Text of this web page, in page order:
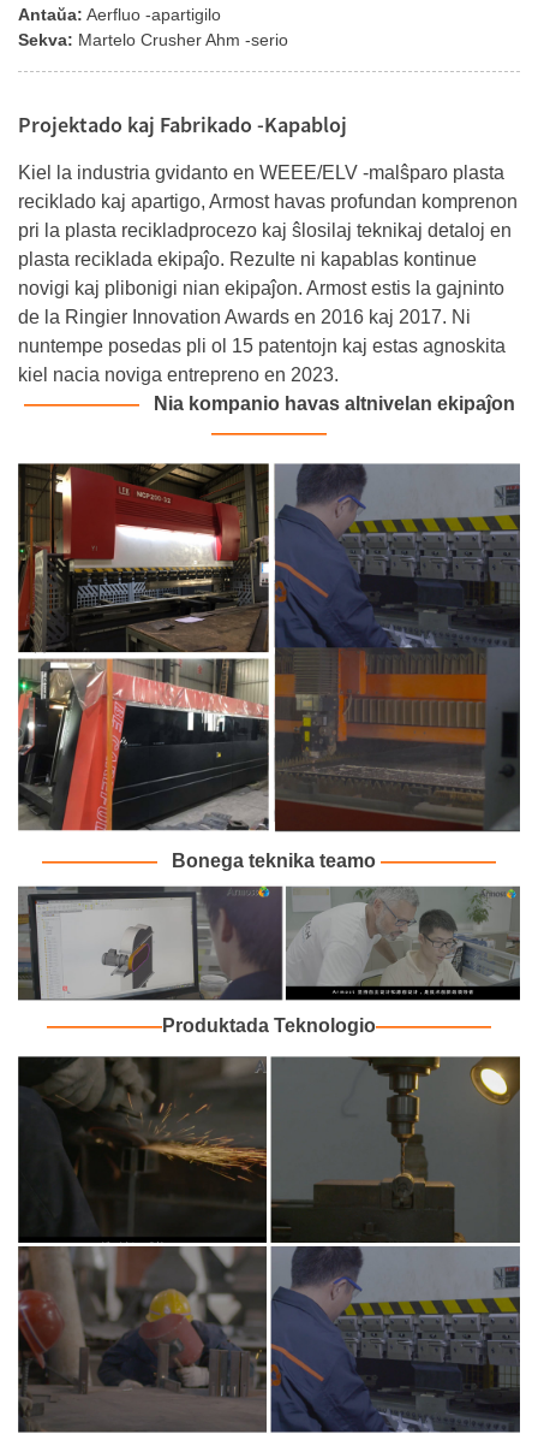
Antaŭa: Aerfluo -apartigilo
Sekva: Martelo Crusher Ahm -serio
Projektado kaj Fabrikado -Kapabloj
Kiel la industria gvidanto en WEEE/ELV -malŝparo plasta
reciklado kaj apartigo, Armost havas profundan komprenon
pri la plasta recikladprocezo kaj ŝlosilaj teknikaj detaloj en
plasta reciklada ekipaĵo. Rezulte ni kapablas kontinue
novigi kaj plibonigi nian ekipaĵon. Armost estis la gajninto
de la Ringier Innovation Awards en 2016 kaj 2017. Ni
nuntempe posedas pli ol 15 patentojn kaj estas agnoskita
kiel nacia noviga entrepreno en 2023.
——————
Nia kompanio havas altnivelan ekipaĵon
——————
—————— Bonega teknika teamo ——————
——————Produktada Teknologio——————